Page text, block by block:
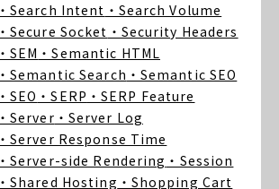
・Search Intent ・Search Volume
・Secure Socket ・Security Headers
・SEM ・Semantic HTML
・Semantic Search ・Semantic SEO
・SEO ・SERP ・SERP Feature
・Server ・Server Log
・Server Response Time
・Server-side Rendering ・Session
・Shared Hosting ・Shopping Cart